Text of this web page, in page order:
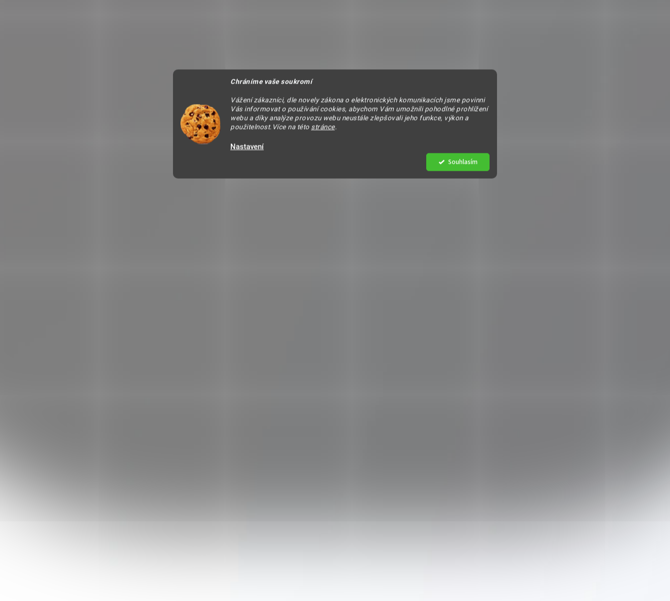
Chráníme vaše soukromí
Vážení zákazníci, dle novely zákona o elektronických komunikacích jsme povinni
Vás informovat o používání cookies, abychom Vám umožnili pohodlné prohlížení
webu a díky analýze provozu webu neustále zlepšovali jeho funkce, výkon a
použitelnost.Více na této stránce.
Nastavení
Souhlasím